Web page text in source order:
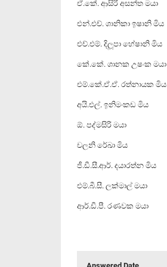
ඒ.කේ. ආසිරි අසන්ත මයා
එන්.එච්. ශානිකා ඉෂානි මිය
එච්.එම්. දිලූපා හේෂානි මිය
කේ.කේ. ශානක උෂංක මයා
එම්.කේ.ඒ.ඒ. රත්නායක මිය
අයි.එල්. ඉනිමංකඩ මිය
ඕ. පද්මසිරි මයා
චලනි රේඛා මිය
ජී.ඩී.සී.ආර්. දයාරත්න මිය
එම්.බී.සී. ලක්මාල් මයා
ආර්.ඩී.පී. රණවක මයා